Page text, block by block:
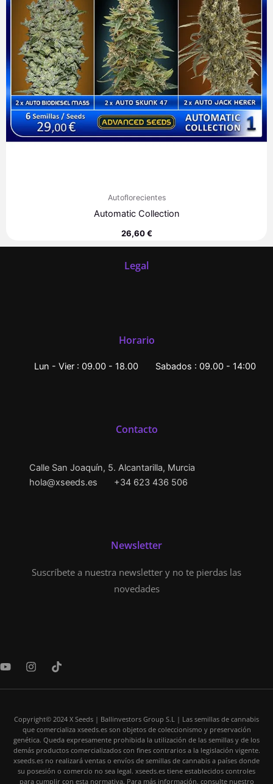
Autoflorecientes
Automatic Collection
26,60€
Legal
Horario
Lun - Vier : 09.00 - 18.00 Sabados : 09.00 - 14:00
Contacto
Calle San Joaquín, 5. Alcantarilla, Murcia
hola@xseeds.es
+34 623 436 506
Newsletter
Suscríbete a nuestra newsletter y no te pierdas las
novedades
Y
u
I
s
g
r
a
m
T
k
k
Copyright© 2024 X Seeds | Ballinvestors Group S.L | Las semillas de cannabis
que comercializa xseeds.es son objetos de coleccionismo y preservación
genética. Queda expresamente prohibida la utilización de las semillas y de los
demás productos comercializados con fines contrarios a la legislación vigente.
xseeds.es no realizará ventas o envíos de semillas de cannabis a países donde
su posesión o comercio no sea legal. xseeds.es tiene establecidos controles
para cumplir con esta normativa. Para más información, consulte nuestro